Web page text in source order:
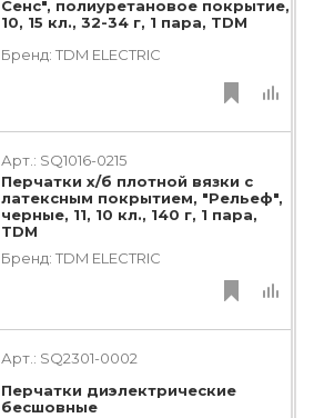
Сенс", полиуретановое покрытие,
10, 15 кл., 32-34 г, 1 пара, TDM
Бренд: TDM ЕLECTRIC
Арт.: SQ1016-0215
Перчатки х/б плотной вязки с
латексным покрытием, "Рельеф",
черные, 11, 10 кл., 140 г, 1 пара,
TDM
Бренд: TDM ЕLECTRIC
Арт.: SQ2301-0002
Перчатки диэлектрические
бесшовные